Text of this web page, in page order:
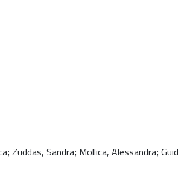
Zuddas, Sandra; Mollica, Alessandra;